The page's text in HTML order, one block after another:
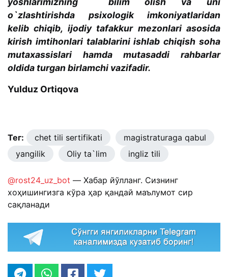
o`zlashtirishda psixologik imkoniyatlaridan
kelib chiqib, ijodiy tafakkur mezonlari asosida
kirish imtihonlari talablarini ishlab chiqish soha
mutaxassislari hamda mutasaddi rahbarlar
oldida turgan birlamchi vazifadir.
Yulduz Ortiqova
Тег: chet tili sertifikati
magistraturaga qabul
yangilik
Oliy ta`lim ingliz tili
@rost24_uz_bot — Хабар йўлланг. Сизнинг
хоҳишингизга кўра ҳар қандай маълумот сир
сақланади